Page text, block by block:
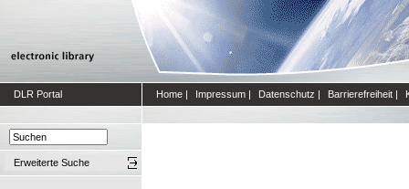
DLR Portal Home | Impressum | Datenschutz | Barrierefreiheit |
Erweiterte Suche